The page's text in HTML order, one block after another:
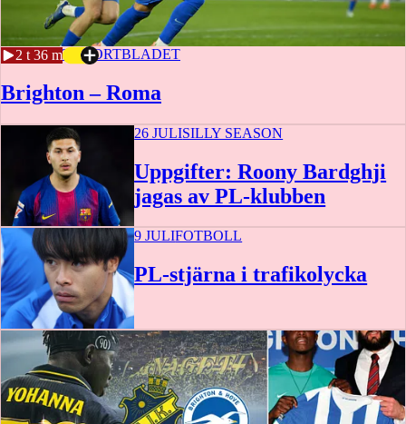
2 t 36 m
3 AUGUSTI SPORTBLADET
Brighton – Roma
26 JULISILLY SEASON
Uppgifter: Roony Bardghji
jagas av PL-klubben
9 JULIFOTBOLL
PL-stjärna i trafikolycka